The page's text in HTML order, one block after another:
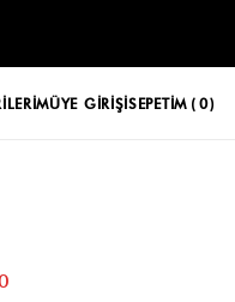
ÜYE GIRIŞISEPETIM 0